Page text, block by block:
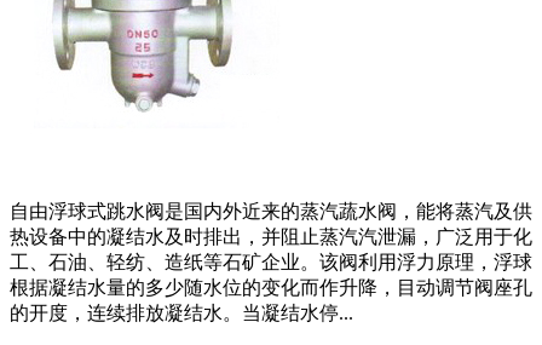
自由浮球式跳水阀是国内外近来的蒸汽蔬水阀，能将蒸汽及供
热设备中的凝结水及时排出，并阻止蒸汽汽泄漏，广泛用于化
工、石油、轻纺、造纸等石矿企业。该阀利用浮力原理，浮球
根据凝结水量的多少随水位的变化而作升降，目动调节阀座孔
的开度，连续排放凝结水。当凝结水停...